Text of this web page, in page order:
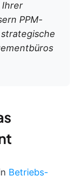
Ihrer
PPM-
Betriebs-